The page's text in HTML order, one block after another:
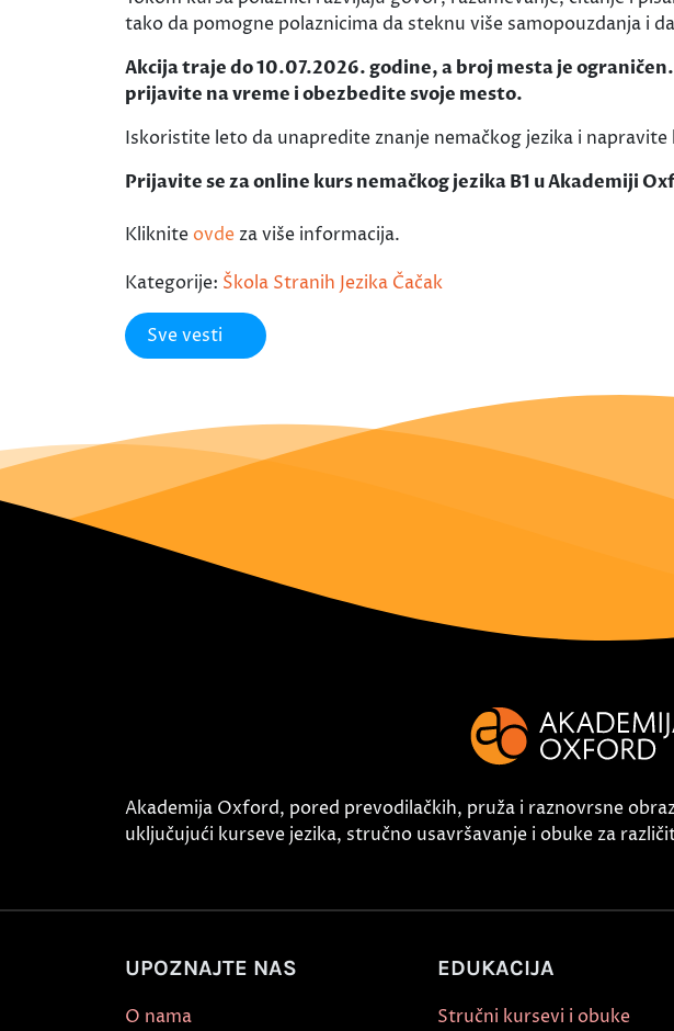
tako da pomogne polaznicima da steknu više samopouzdanja i
Akcija traje do 10.07.2026. godine, a broj mesta je
prijavite na vreme i obezbedite svoje mesto.
Iskoristite leto da unapredite znanje nemačkog jezika i
Prijavite se za online kurs nemačkog jezika B1 u Akademiji
Kliknite ovde za više informacija.
Kategorije: Škola Stranih Jezika Čačak
Sve vesti
Akademija Oxford, pored prevodilačkih, pruža i raznovrsne
uključujući kurseve jezika, stručno usavršavanje i obuke za
UPOZNAJTE NAS
O nama
EDUKACIJA
Stručni kursevi i obuke